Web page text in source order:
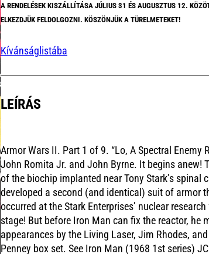
A RENDELÉSEK KISZÁLLÍTÁSA JÚLIUS 31 ÉS AUGUSZTUS 12.
ELKEZDJÜK FELDOLGOZNI. KÖSZÖNJÜK A TÜRELMETEKET!
Kívánságlistába
LEÍRÁS
Armor Wars II. Part 1 of 9. “Lo, A Spectral
John Romita Jr. and John Byrne. It begins anew!
of the biochip implanted near Tony Stark’s spinal
developed a second (and identical) suit of armor
occurred at the Stark Enterprises’ nuclear
stage! But before Iron Man can fix the reactor, he
appearances by the Living Laser, Jim Rhodes,
Penney box set. See Iron Man (1968 1st series)